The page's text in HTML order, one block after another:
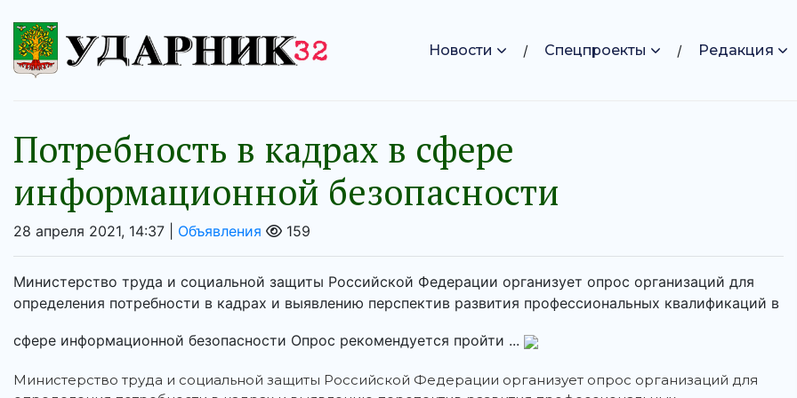
Новости Спецпроекты Редакция
Потребность в кадрах в сфере
информационной безопасности
28 апреля 2021, 14:37 | Объявления 159
Министерство труда и социальной защиты Российской Федерации организует опрос организаций для
определения потребности в кадрах и выявлению перспектив развития профессиональных квалификаций в
сфере информационной безопасности Опрос рекомендуется пройти ...
Министерство труда и социальной защиты Российской Федерации организует опрос организаций для